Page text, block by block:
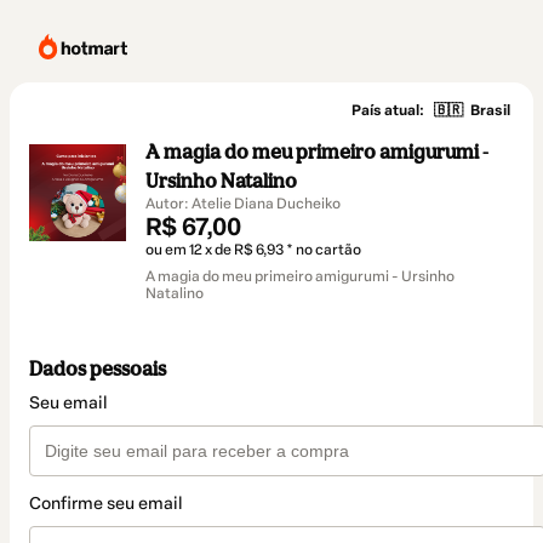
País atual: 🇧🇷 Brasil
A magia do meu primeiro amigurumi -
Ursinho Natalino
Autor: Atelie Diana Ducheiko
R$ 67,00
ou em 12 x de R$ 6,93 * no cartão
A magia do meu primeiro amigurumi - Ursinho
Natalino
Dados pessoais
Seu email
Confirme seu email